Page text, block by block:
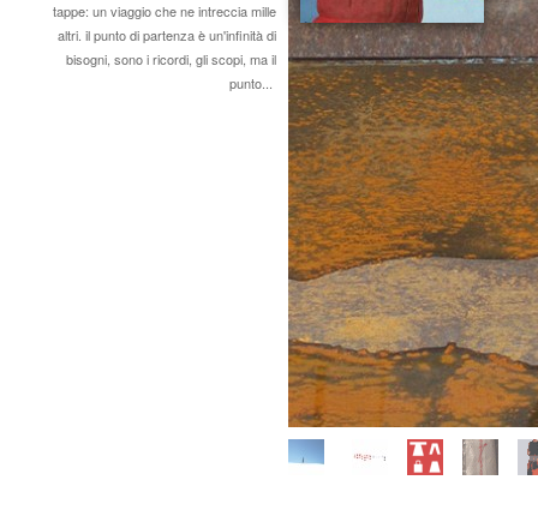
tappe: un viaggio che ne intreccia mille
altri. il punto di partenza è un'infinità di
bisogni, sono i ricordi, gli scopi, ma il
punto...